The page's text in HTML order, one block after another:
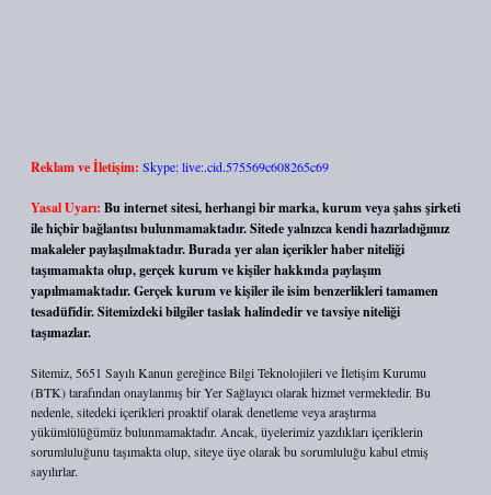
Reklam ve İletişim: Skype: live:.cid.575569c608265c69
Yasal Uyarı: Bu internet sitesi, herhangi bir marka, kurum veya şahıs şirketi
ile hiçbir bağlantısı bulunmamaktadır. Sitede yalnızca kendi hazırladığımız
makaleler paylaşılmaktadır. Burada yer alan içerikler haber niteliği
taşımamakta olup, gerçek kurum ve kişiler hakkında paylaşım
yapılmamaktadır. Gerçek kurum ve kişiler ile isim benzerlikleri tamamen
tesadüfidir. Sitemizdeki bilgiler taslak halindedir ve tavsiye niteliği
taşımazlar.
Sitemiz, 5651 Sayılı Kanun gereğince Bilgi Teknolojileri ve İletişim Kurumu
(BTK) tarafından onaylanmış bir Yer Sağlayıcı olarak hizmet vermektedir. Bu
nedenle, sitedeki içerikleri proaktif olarak denetleme veya araştırma
yükümlülüğümüz bulunmamaktadır. Ancak, üyelerimiz yazdıkları içeriklerin
sorumluluğunu taşımakta olup, siteye üye olarak bu sorumluluğu kabul etmiş
sayılırlar.